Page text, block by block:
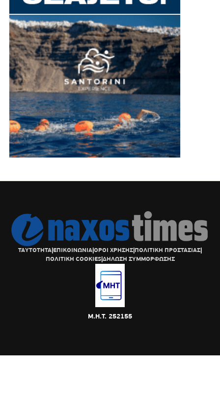
ΤΑΥΤΟΤΗΤΑ|ΕΠΙΚΟΙΝΩΝΙΑ|ΟΡΟΙ ΧΡΗΣΗΣ|ΠΟΛΙΤΙΚΗ ΠΡΟΣΤΑΣΙΑΣ|
ΠΟΛΙΤΙΚΗ COOKIES|ΔΗΛΩΣΗ ΣΥΜΜΟΡΦΩΣΗΣ
Μ.Η.Τ. 252155